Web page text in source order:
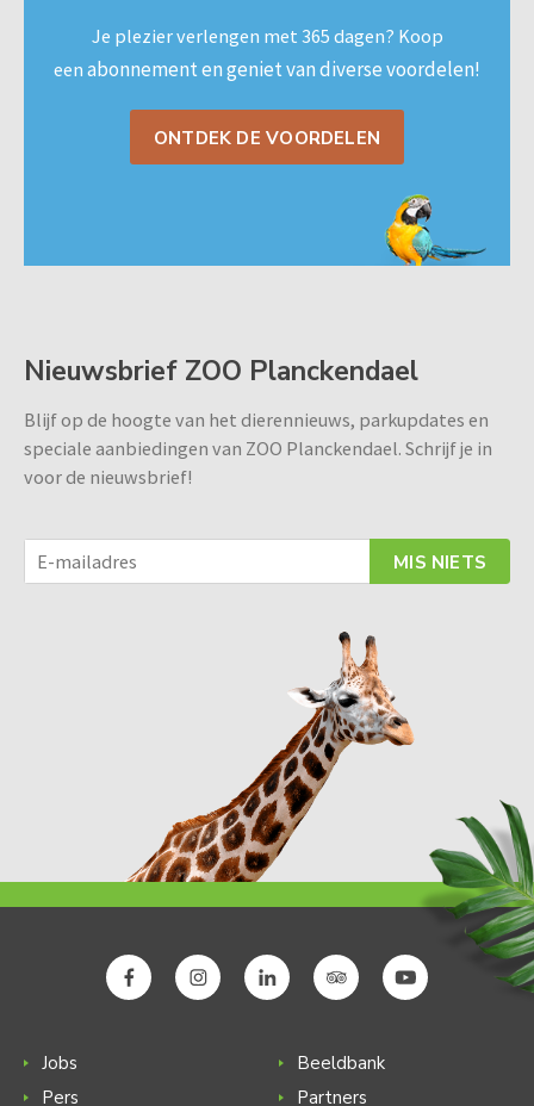
Je plezier verlengen met 365 dagen? Koop
een abonnement en geniet van diverse voordelen!
ONTDEK DE VOORDELEN
Nieuwsbrief ZOO Planckendael
Blijf op de hoogte van het dierennieuws, parkupdates en
speciale aanbiedingen van ZOO Planckendael. Schrijf je in
voor de nieuwsbrief!
MIS NIETS
Jobs
Pers
Beeldbank
Partners